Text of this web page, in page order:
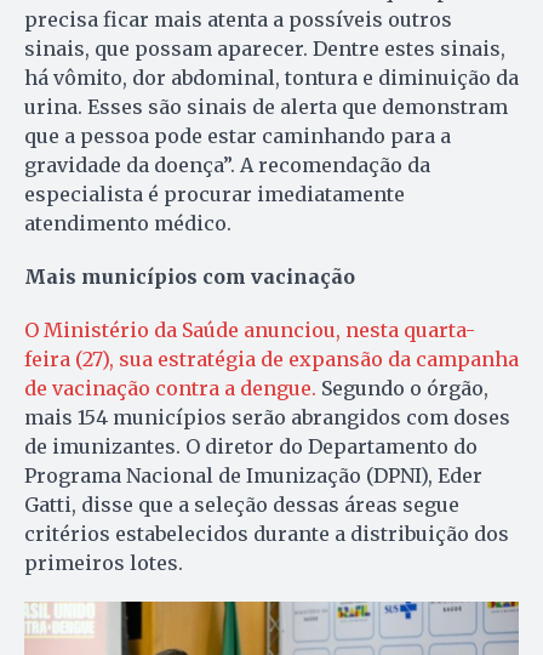
precisa ficar mais atenta a possíveis outros
sinais, que possam aparecer. Dentre estes sinais,
há vômito, dor abdominal, tontura e diminuição da
urina. Esses são sinais de alerta que demonstram
que a pessoa pode estar caminhando para a
gravidade da doença”. A recomendação da
especialista é procurar imediatamente
atendimento médico.
Mais municípios com vacinação
O Ministério da Saúde anunciou, nesta quarta-
feira (27), sua estratégia de expansão da campanha
de vacinação contra a dengue. Segundo o órgão,
mais 154 municípios serão abrangidos com doses
de imunizantes. O diretor do Departamento do
Programa Nacional de Imunização (DPNI), Eder
Gatti, disse que a seleção dessas áreas segue
critérios estabelecidos durante a distribuição dos
primeiros lotes.